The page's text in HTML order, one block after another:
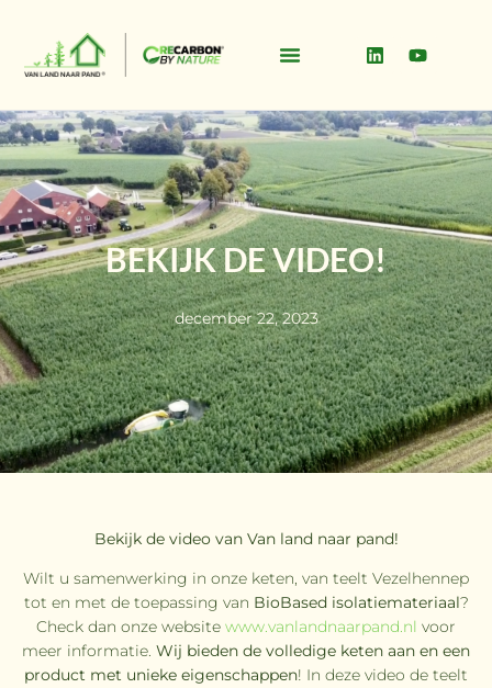
BEKIJK DE VIDEO!
december 22, 2023
Bekijk de video van Van land naar pand!
Wilt u samenwerking in onze keten, van teelt Vezelhennep
tot en met de toepassing van BioBased isolatiemateriaal?
Check dan onze website www.vanlandnaarpand.nl voor
meer informatie. Wij bieden de volledige keten aan en een
product met unieke eigenschappen! In deze video de teelt